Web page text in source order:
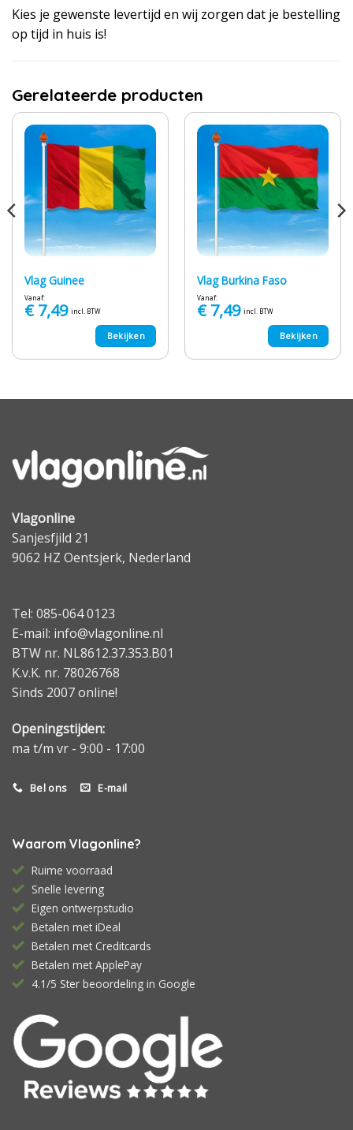
Kies je gewenste levertijd en wij zorgen dat je bestelling
op tijd in huis is!
Gerelateerde producten
Vlag Guinee
Vanaf:
€7,49 incl. BTW
Bekijken
Vlag Burkina Faso
Vanaf:
€7,49 incl. BTW
Bekijken
Vlagonline
Sanjesfjild 21
9062 HZ Oentsjerk, Nederland
Tel: 085-064 0123
E-mail: info@vlagonline.nl
BTW nr. NL8612.37.353.B01
K.v.K. nr. 78026768
Sinds 2007 online!
Openingstijden:
ma t/m vr - 9:00 - 17:00
Bel ons E-mail
Waarom Vlagonline?
Ruime voorraad
Snelle levering
Eigen ontwerpstudio
Betalen met iDeal
Betalen met Creditcards
Betalen met ApplePay
4.1/5 Ster beoordeling in Google